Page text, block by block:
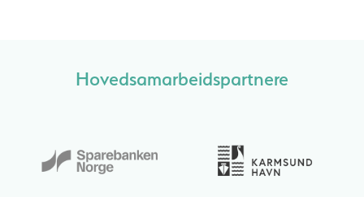
Hovedsamarbeidspartnere